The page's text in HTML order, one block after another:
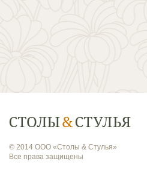
© 2014 ООО «Столы & Стулья»
Все права защищены